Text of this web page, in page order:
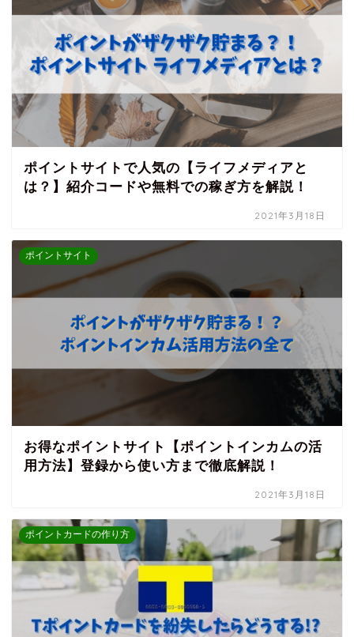
ポイントサイトで人気の【ライフメディアと
は？】紹介コードや無料での稼ぎ方を解説！
2021年3月18日
ポイントサイト
お得なポイントサイト【ポイントインカムの活
用方法】登録から使い方まで徹底解説！
2021年3月18日
ポイントカードの作り方